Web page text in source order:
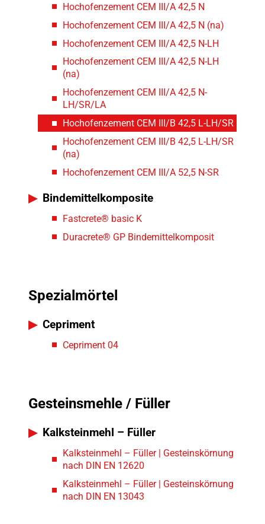
Hochofenzement CEM III/A 42,5 N
Hochofenzement CEM III/A 42,5 N (na)
Hochofenzement CEM III/A 42,5 N-LH
Hochofenzement CEM III/A 42,5 N-LH
(na)
Hochofenzement CEM III/A 42,5 N-
LH/SR/LA
Hochofenzement CEM III/B 42,5 L-LH/SR
Hochofenzement CEM III/B 42,5 L-LH/SR
(na)
Hochofenzement CEM III/A 52,5 N-SR
Bindemittelkomposite
Fastcrete® basic K
Duracrete® GP Bindemittelkomposit
Spezialmörtel
Cepriment
Cepriment 04
Gesteinsmehle / Füller
Kalksteinmehl – Füller
Kalksteinmehl – Füller | Gesteinskörnung
nach DIN EN 12620
Kalksteinmehl – Füller | Gesteinskörnung
nach DIN EN 13043